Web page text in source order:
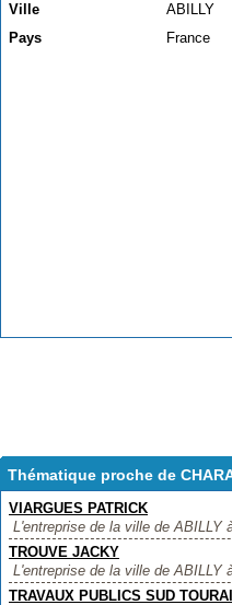
Ville
ABILLY
Pays
France
Thématique proche de
VIARGUES PATRICK
L'entreprise de la ville de
TROUVE JACKY
L'entreprise de la ville de
TRAVAUX PUBLICS SUD